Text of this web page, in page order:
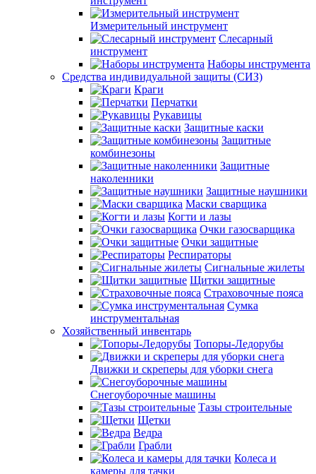
Измерительный инструмент
Слесарный
инструмент
Наборы инструмента
Средства индивидуальной защиты (СИЗ)
Краги
Перчатки
Рукавицы
Защитные каски
Защитные
комбинезоны
Защитные
наколенники
Защитные наушники
Маски сварщика
Когти и лазы
Очки газосварщика
Очки защитные
Респираторы
Сигнальные жилеты
Щитки защитные
Страховочные пояса
Сумка
инструментальная
Хозяйственный инвентарь
Топоры-Ледорубы
Движки и скреперы для уборки снега
Снегоуборочные машины
Тазы строительные
Щетки
Ведра
Грабли
Колеса и
камеры для тачки